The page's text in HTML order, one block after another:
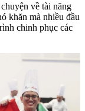
về tài năng
khăn mà nhiều đầu
chinh phục các